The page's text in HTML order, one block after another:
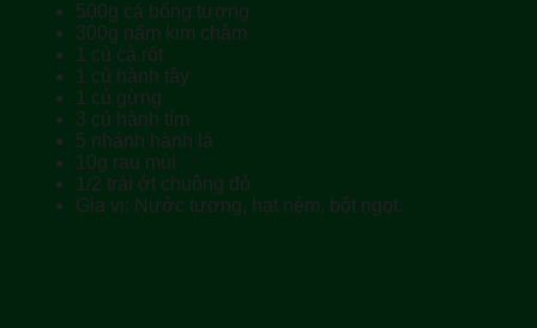
500g cá bống tượng
300g nấm kim châm
1 củ cà rốt
1 củ hành tây
1 củ gừng
3 củ hành tím
5 nhánh hành lá
10g rau mùi
1/2 trái ớt chuông đỏ
Gia vị: Nước tương, hạt nêm, bột ngọt.